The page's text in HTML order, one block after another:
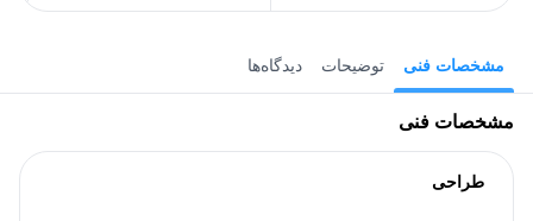
مشخصات فنی توضیحات دیدگاه‌ها
مشخصات فنی
طراحی